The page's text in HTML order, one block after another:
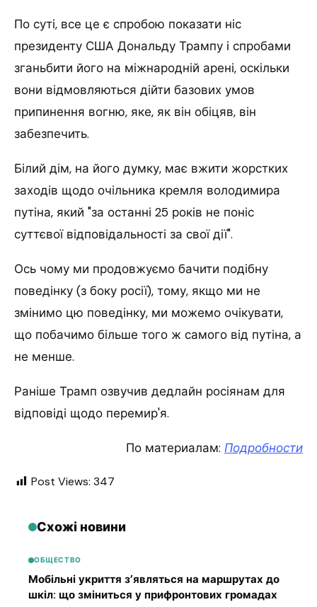
По суті, все це є спробою показати ніс
президенту США Дональду Трампу і спробами
зганьбити його на міжнародній арені, оскільки
вони відмовляються дійти базових умов
припинення вогню, яке, як він обіцяв, він
забезпечить.
Білий дім, на його думку, має вжити жорстких
заходів щодо очільника кремля володимира
путіна, який "за останні 25 років не поніс
суттєвої відповідальності за свої дії".
Ось чому ми продовжуємо бачити подібну
поведінку (з боку росії), тому, якщо ми не
змінимо цю поведінку, ми можемо очікувати,
що побачимо більше того ж самого від путіна, а
не менше.
Раніше Трамп озвучив дедлайн росіянам для
відповіді щодо перемир'я.
По материалам: Подробности
Post Views: 347
Схожі новини
ОБЩЕСТВО
Мобільні укриття з’являться на маршрутах до
шкіл: що зміниться у прифронтових громадах